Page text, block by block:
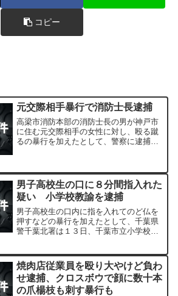
コピー
元交際相手暴行で消防士長逮捕
高梁市消防本部の消防士長の男が神戸市
に住む元交際相手の女性に対し、殴る蹴
るの暴行を加えたとして、警察に逮捕さ
男子高校生の口に８分間指入れた
疑い 小学校教諭を逮捕
男子高校生の口内に指を入れてのど仏を
押すなどの暴行を加えたとして、千葉県
警千葉北署は１３日、千葉市立小学校教
焼肉店従業員を殴り大やけど負わ
せ逮捕、クロスボウで顔に数十本
の爪楊枝も刺す暴行も